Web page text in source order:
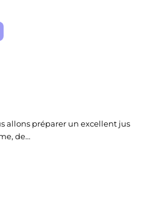
allons préparer un excellent jus
de…